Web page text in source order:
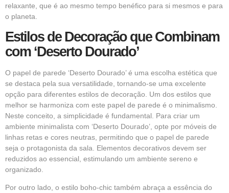
relaxante, que é ao mesmo tempo benéfico para si mesmos e para
o planeta.
Estilos de Decoração que Combinam
com ‘Deserto Dourado’
O papel de parede ‘Deserto Dourado’ é uma escolha estética que
se destaca pela sua versatilidade, tornando-se uma excelente
opção para diferentes estilos de decoração. Um dos estilos que
melhor se harmoniza com este papel de parede é o minimalismo.
Neste conceito, a simplicidade é fundamental. Para criar um
ambiente minimalista com ‘Deserto Dourado’, opte por móveis de
linhas retas e cores neutras, permitindo que o papel de parede
seja o protagonista da sala. Elementos decorativos devem ser
reduzidos ao essencial, estimulando um ambiente sereno e
organizado.
Por outro lado, o estilo boho-chic também abraça a essência do